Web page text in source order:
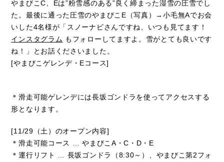
やまびこC、Eは”粉雪感のある”良く締まった湿雪の圧雪でし
た。最後に通った圧雪のやまびこE（写真）→小毛無Aでお会
いした4名様が「スノーナビさんですね、いつも見てます！
インスタグラム もフォローしてますよ。雪がとても良いです
ね！」とお話くださいました。
[やまびこゲレンデ・Eコース]
＊滑走可能ゲレンデには長坂ゴンドラを使ってアクセスする
形となります。
[11/29（土）のオープン内容]
＊滑走可能コース … やまびこA・C・D・E
＊運行リフト … 長坂ゴンドラ（8:30～）、やまびこ第2フォ